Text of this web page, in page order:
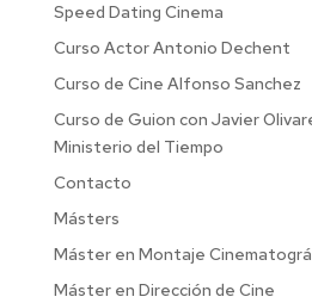
Speed Dating Cinema
Curso Actor Antonio Dechent
Curso de Cine Alfonso Sanchez
Curso de Guion con Javier
Ministerio del Tiempo
Contacto
Másters
Máster en Montaje
Máster en Dirección de Cine